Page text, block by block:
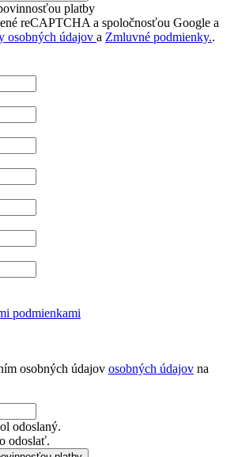
platby
reCAPTCHA a spoločnosťou Google a
osobných údajov a Zmluvné podmienky..
podmienkami
osobných údajov osobných údajov na
odoslaný.
odoslať.